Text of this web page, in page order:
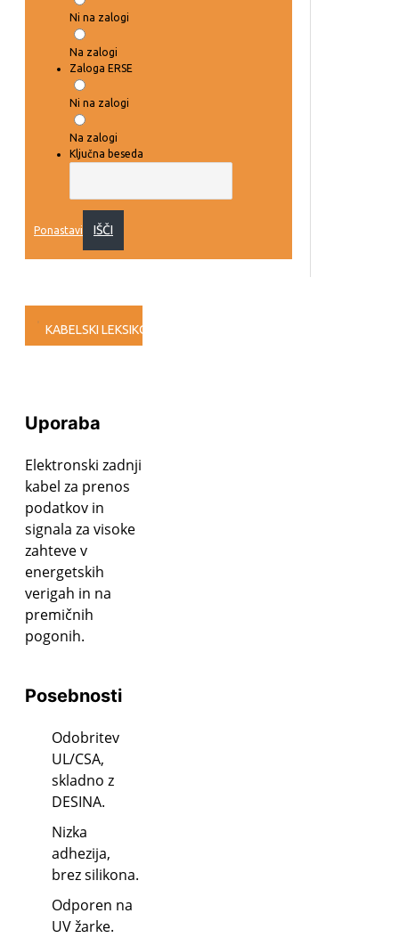
Ni na zalogi
Na zalogi
Zaloga ERSE
Ni na zalogi
Na zalogi
Ključna beseda
Ponastavi IŠČI
KABELSKI LEKSIKON
Uporaba
Elektronski zadnji
kabel za prenos
podatkov in
signala za visoke
zahteve v
energetskih
verigah in na
premičnih
pogonih.
Posebnosti
Odobritev
UL/CSA,
skladno z
DESINA.
Nizka
adhezija,
brez silikona.
Odporen na
UV žarke.